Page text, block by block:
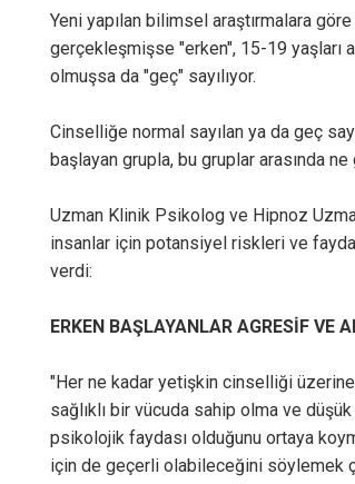
Yeni yapılan bilimsel araştırmalara
gerçekleşmişse "erken", 15-19 yaşları
olmuşsa da "geç" sayılıyor.
Cinselliğe normal sayılan ya da geç
başlayan grupla, bu gruplar arasında ne
Uzman Klinik Psikolog ve Hipnoz
insanlar için potansiyel riskleri ve
verdi:
ERKEN BAŞLAYANLAR AGRESİF VE
"Her ne kadar yetişkin cinselliği
sağlıklı bir vücuda sahip olma ve
psikolojik faydası olduğunu ortaya
için de geçerli olabileceğini söylemek